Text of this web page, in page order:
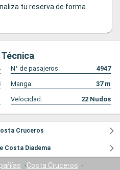
tu reserva de forma
Técnica
N° de pasajeros:
4947
Manga: 37m
Velocidad: 22 Nudos
Cruceros
Costa Diadema
Costa Cruceros